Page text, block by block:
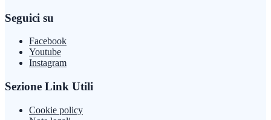
Seguici su
Facebook
Youtube
Instagram
Sezione Link Utili
Cookie policy